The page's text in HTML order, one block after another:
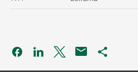
Odkaz se otevře na nové kartě
Odkaz se otevře na nové
Odkaz se otevře